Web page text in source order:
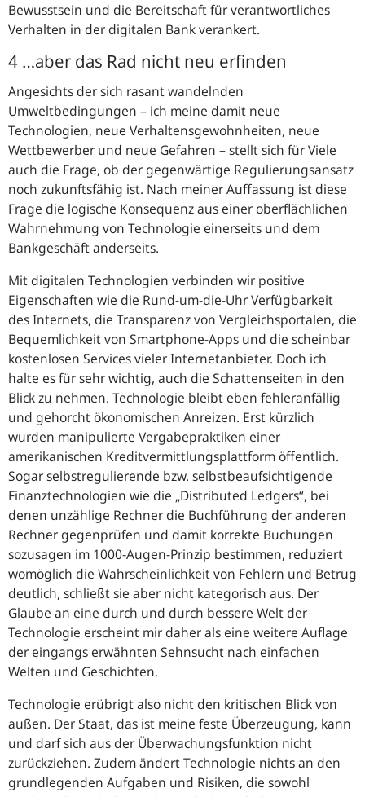
Bewusstsein und die Bereitschaft für verantwortliches
Verhalten in der digitalen Bank verankert.
4 …aber das Rad nicht neu erfinden
Angesichts der sich rasant wandelnden
Umweltbedingungen – ich meine damit neue
Technologien, neue Verhaltensgewohnheiten, neue
Wettbewerber und neue Gefahren – stellt sich für Viele
auch die Frage, ob der gegenwärtige Regulierungsansatz
noch zukunftsfähig ist. Nach meiner Auffassung ist diese
Frage die logische Konsequenz aus einer oberflächlichen
Wahrnehmung von Technologie einerseits und dem
Bankgeschäft anderseits.
Mit digitalen Technologien verbinden wir positive
Eigenschaften wie die Rund-um-die-Uhr Verfügbarkeit
des Internets, die Transparenz von Vergleichsportalen, die
Bequemlichkeit von Smartphone-Apps und die scheinbar
kostenlosen Services vieler Internetanbieter. Doch ich
halte es für sehr wichtig, auch die Schattenseiten in den
Blick zu nehmen. Technologie bleibt eben fehleranfällig
und gehorcht ökonomischen Anreizen. Erst kürzlich
wurden manipulierte Vergabepraktiken einer
amerikanischen Kreditvermittlungsplattform öffentlich.
Sogar selbstregulierende bzw. selbstbeaufsichtigende
Finanztechnologien wie die „Distributed Ledgers“, bei
denen unzählige Rechner die Buchführung der anderen
Rechner gegenprüfen und damit korrekte Buchungen
sozusagen im 1000-Augen-Prinzip bestimmen, reduziert
womöglich die Wahrscheinlichkeit von Fehlern und Betrug
deutlich, schließt sie aber nicht kategorisch aus. Der
Glaube an eine durch und durch bessere Welt der
Technologie erscheint mir daher als eine weitere Auflage
der eingangs erwähnten Sehnsucht nach einfachen
Welten und Geschichten.
Technologie erübrigt also nicht den kritischen Blick von
außen. Der Staat, das ist meine feste Überzeugung, kann
und darf sich aus der Überwachungsfunktion nicht
zurückziehen. Zudem ändert Technologie nichts an den
grundlegenden Aufgaben und Risiken, die sowohl